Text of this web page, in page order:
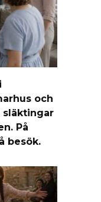
och
släktingar
På
besök.